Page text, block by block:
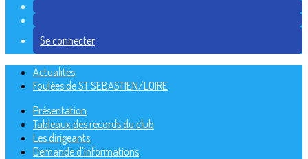
Se connecter
Actualités
Foulées de ST SEBASTIEN/LOIRE
Présentation
Tableaux des records du club
Les dirigeants
Demande d'informations